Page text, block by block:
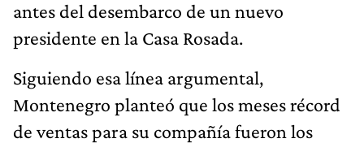
antes del desembarco de un nuevo
presidente en la Casa Rosada.
Siguiendo esa línea argumental,
Montenegro planteó que los meses récord
de ventas para su compañía fueron los